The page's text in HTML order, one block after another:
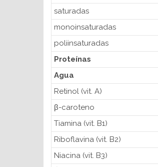
saturadas
monoinsaturadas
poliinsaturadas
Proteínas
Agua
Retinol (vit. A)
β-caroteno
Tiamina (vit. B1)
Riboflavina (vit. B2)
Niacina (vit. B3)